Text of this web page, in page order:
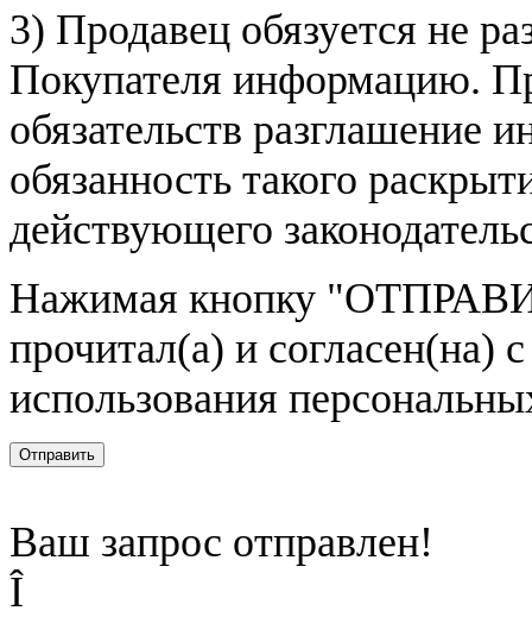
3) Продавец обязуется не
Покупателя информацию.
обязательств разглашение
обязанность такого
действующего
Нажимая кнопку
прочитал(а) и согласен(на)
использования
Отправить
Ваш запрос отправлен!
Î